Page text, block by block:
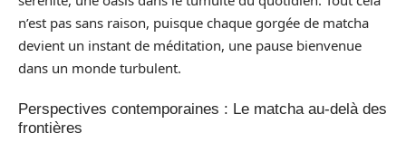
n’est pas sans raison, puisque chaque gorgée de matcha
devient un instant de méditation, une pause bienvenue
dans un monde turbulent.
Perspectives contemporaines : Le matcha au-delà des
frontières